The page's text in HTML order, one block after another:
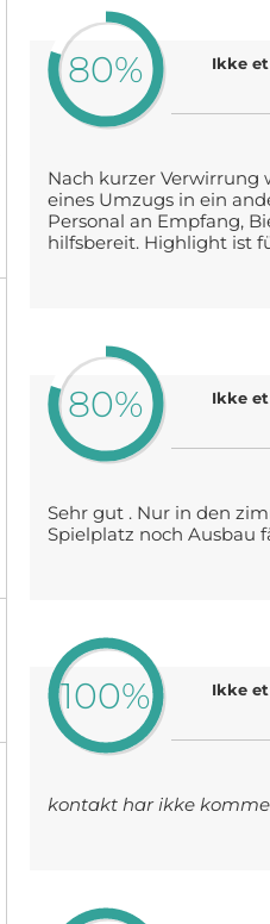
80%
Ikke
Nach kurzer
eines Umzugs in ein
Personal an Empfang,
hilfsbereit. Highlight ist
80%
Ikke
Sehr gut . Nur in den
Spielplatz noch Ausbau
100%
Ikke
kontakt har ikke